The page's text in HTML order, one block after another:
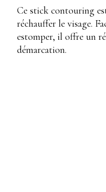
Ce stick contouring
réchauffer le visage.
estomper, il offre un
démarcation.